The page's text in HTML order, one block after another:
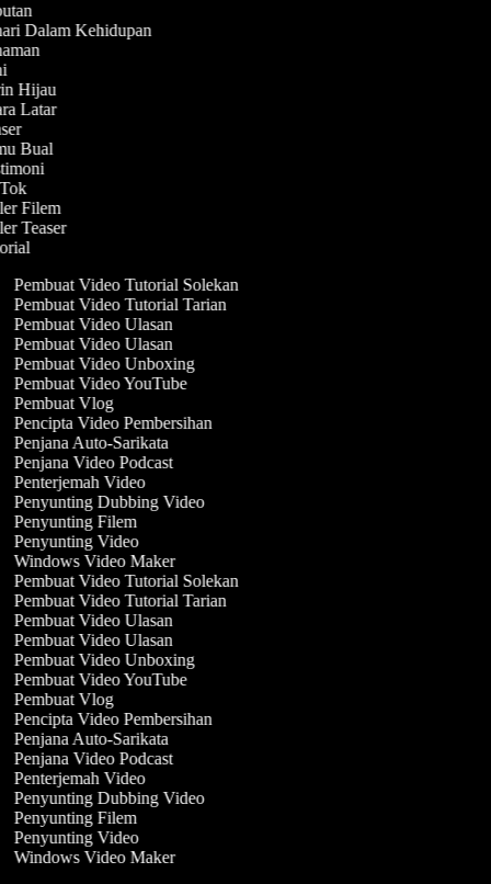
Dalam Kehidupan
Hijau
Latar
Bual
Filem
Teaser
Pembuat Video Tutorial Solekan
Pembuat Video Tutorial Tarian
Pembuat Video Ulasan
Pembuat Video Ulasan
Pembuat Video Unboxing
Pembuat Video YouTube
Pembuat Vlog
Pencipta Video Pembersihan
Penjana Auto-Sarikata
Penjana Video Podcast
Penterjemah Video
Penyunting Dubbing Video
Penyunting Filem
Penyunting Video
Windows Video Maker
Pembuat Video Tutorial Solekan
Pembuat Video Tutorial Tarian
Pembuat Video Ulasan
Pembuat Video Ulasan
Pembuat Video Unboxing
Pembuat Video YouTube
Pembuat Vlog
Pencipta Video Pembersihan
Penjana Auto-Sarikata
Penjana Video Podcast
Penterjemah Video
Penyunting Dubbing Video
Penyunting Filem
Penyunting Video
Windows Video Maker